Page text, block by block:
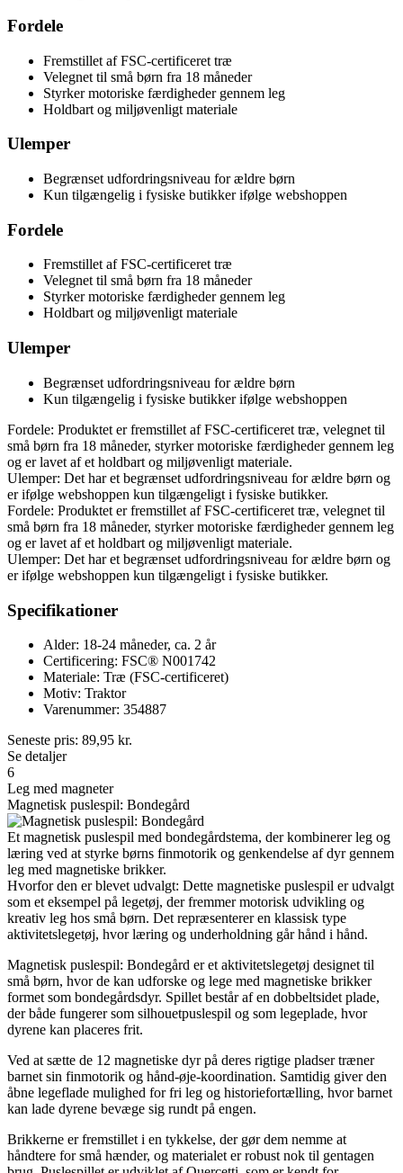
Fordele
Fremstillet af FSC-certificeret træ
Velegnet til små børn fra 18 måneder
Styrker motoriske færdigheder gennem leg
Holdbart og miljøvenligt materiale
Ulemper
Begrænset udfordringsniveau for ældre børn
Kun tilgængelig i fysiske butikker ifølge webshoppen
Fordele
Fremstillet af FSC-certificeret træ
Velegnet til små børn fra 18 måneder
Styrker motoriske færdigheder gennem leg
Holdbart og miljøvenligt materiale
Ulemper
Begrænset udfordringsniveau for ældre børn
Kun tilgængelig i fysiske butikker ifølge webshoppen
Fordele: Produktet er fremstillet af FSC-certificeret træ, velegnet til
små børn fra 18 måneder, styrker motoriske færdigheder gennem leg
og er lavet af et holdbart og miljøvenligt materiale.
Ulemper: Det har et begrænset udfordringsniveau for ældre børn og
er ifølge webshoppen kun tilgængeligt i fysiske butikker.
Fordele: Produktet er fremstillet af FSC-certificeret træ, velegnet til
små børn fra 18 måneder, styrker motoriske færdigheder gennem leg
og er lavet af et holdbart og miljøvenligt materiale.
Ulemper: Det har et begrænset udfordringsniveau for ældre børn og
er ifølge webshoppen kun tilgængeligt i fysiske butikker.
Specifikationer
Alder: 18-24 måneder, ca. 2 år
Certificering: FSC® N001742
Materiale: Træ (FSC-certificeret)
Motiv: Traktor
Varenummer: 354887
Seneste pris: 89,95 kr.
Se detaljer
6
Leg med magneter
Magnetisk puslespil: Bondegård
Et magnetisk puslespil med bondegårdstema, der kombinerer leg og
læring ved at styrke børns finmotorik og genkendelse af dyr gennem
leg med magnetiske brikker.
Hvorfor den er blevet udvalgt: Dette magnetiske puslespil er udvalgt
som et eksempel på legetøj, der fremmer motorisk udvikling og
kreativ leg hos små børn. Det repræsenterer en klassisk type
aktivitetslegetøj, hvor læring og underholdning går hånd i hånd.
Magnetisk puslespil: Bondegård er et aktivitetslegetøj designet til
små børn, hvor de kan udforske og lege med magnetiske brikker
formet som bondegårdsdyr. Spillet består af en dobbeltsidet plade,
der både fungerer som silhouetpuslespil og som legeplade, hvor
dyrene kan placeres frit.
Ved at sætte de 12 magnetiske dyr på deres rigtige pladser træner
barnet sin finmotorik og hånd-øje-koordination. Samtidig giver den
åbne legeflade mulighed for fri leg og historiefortælling, hvor barnet
kan lade dyrene bevæge sig rundt på engen.
Brikkerne er fremstillet i en tykkelse, der gør dem nemme at
håndtere for små hænder, og materialet er robust nok til gentagen